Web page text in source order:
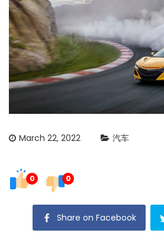
March 22, 2022 汽车
0 0
Share on Facebook